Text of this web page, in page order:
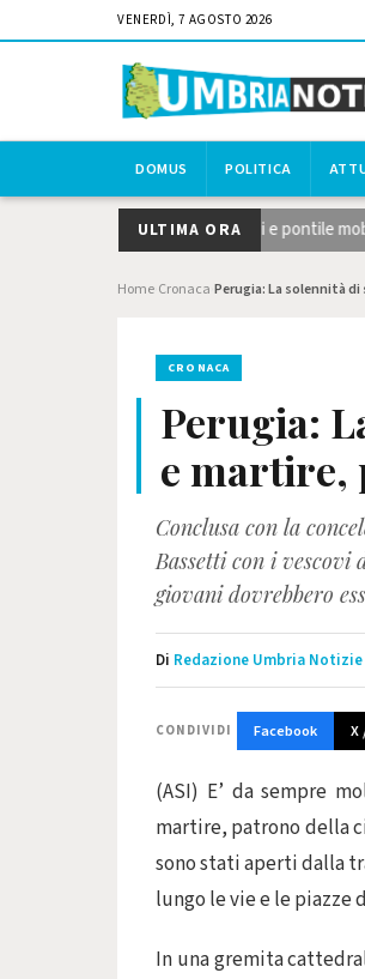
VENERDÌ, 7 AGOSTO 2026
DOMUS POLITICA
ULTIMA ORA
del canneto, dragaggi e pontile mobile: la
Home Cronaca Perugia: La solennità
CRONACA
Perugia:
e martire,
Conclusa con la
Bassetti con i
giovani dovrebbero
Di Redazione Umbria Notizie
CONDIVIDI Facebook X
(ASI) E’ da sempre
martire, patrono della
sono stati aperti dalla
lungo le vie e le piazze
In una gremita